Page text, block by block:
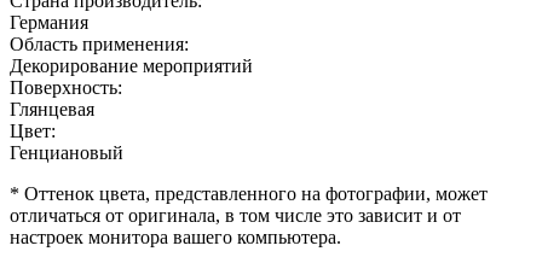
Германия
Область применения:
Декорирование мероприятий
Поверхность:
Глянцевая
Цвет:
Генциановый
* Оттенок цвета, представленного на фотографии, может
отличаться от оригинала, в том числе это зависит и от
настроек монитора вашего компьютера.